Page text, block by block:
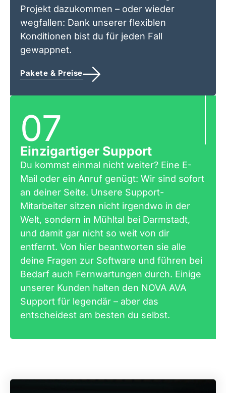
Projekt dazukommen – oder wieder
wegfallen: Dank unserer flexiblen
Konditionen bist du für jeden Fall
gewappnet.
Pakete & Preise
07
Einzigartiger Support
Du kommst einmal nicht weiter? Eine E-
Mail oder ein Anruf genügt: Wir sind sofort
an deiner Seite. Unsere Support-
Mitarbeiter sitzen nicht irgendwo in der
Welt, sondern in Mühltal bei Darmstadt,
und damit gar nicht so weit von dir
entfernt. Von hier beantworten sie alle
deine Fragen zur Software und führen bei
Bedarf auch Fernwartungen durch. Einige
unserer Kunden halten den NOVA AVA
Support für legendär – aber das
entscheidest am besten du selbst.